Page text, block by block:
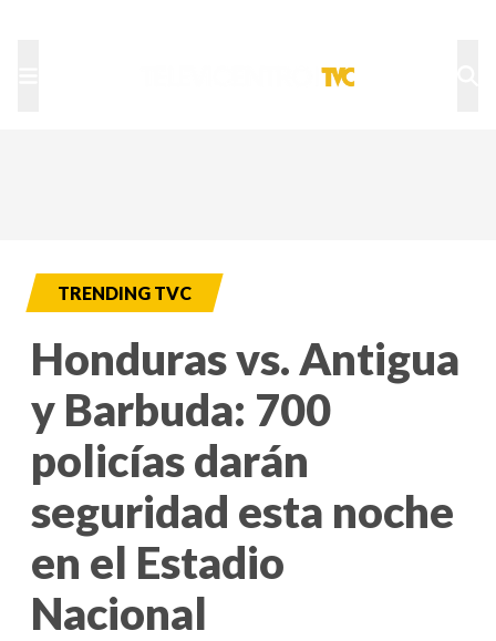
TRENDING TVC
Honduras vs. Antigua
y Barbuda: 700
policías darán
seguridad esta noche
en el Estadio
Nacional